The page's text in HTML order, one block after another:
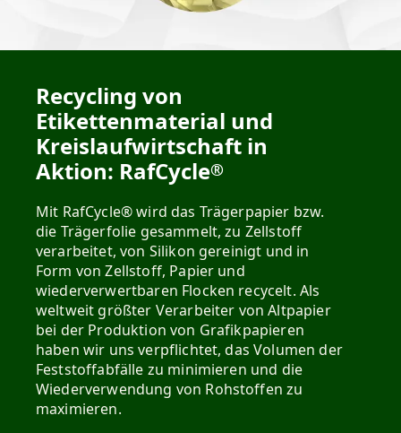
Recycling von
Etikettenmaterial und
Kreislaufwirtschaft in
Aktion: RafCycle®
Mit RafCycle® wird das Trägerpapier bzw.
die Trägerfolie gesammelt, zu Zellstoff
verarbeitet, von Silikon gereinigt und in
Form von Zellstoff, Papier und
wiederverwertbaren Flocken recycelt. Als
weltweit größter Verarbeiter von Altpapier
bei der Produktion von Grafikpapieren
haben wir uns verpflichtet, das Volumen der
Feststoffabfälle zu minimieren und die
Wiederverwendung von Rohstoffen zu
maximieren.